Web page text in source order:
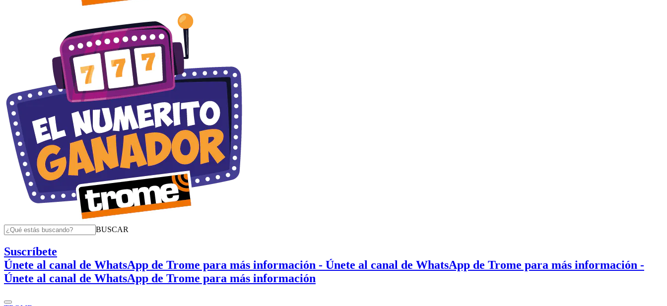
BUSCAR
Suscríbete
Únete al canal de WhatsApp de Trome para más información - Únete al canal de WhatsApp de Trome para más información -
Únete al canal de WhatsApp de Trome para más información